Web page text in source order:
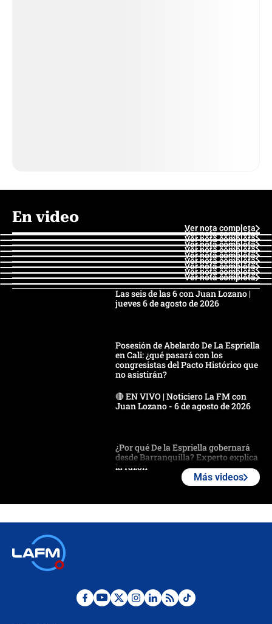
En video
Ver nota completa
Ver nota completa
Ver nota completa
Ver nota completa
Ver nota completa
Ver nota completa
Ver nota completa
Ver nota completa
Ver nota completa
Ver nota completa
Las seis de las 6 con Juan Lozano |
jueves 6 de agosto de 2026
Posesión de Abelardo De La Espriella
en Cali: ¿qué pasará con los
congresistas del Pacto Histórico que
no asistirán?
🔴 EN VIVO | Noticiero La FM con
Juan Lozano - 6 de agosto de 2026
¿Por qué De la Espriella gobernará
desde Barranquilla? Experto explica
la razón
Las razones para escoger al nuevo
Más videos